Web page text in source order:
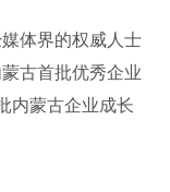
体界的权威人士
古首批优秀企业
内蒙古企业成长